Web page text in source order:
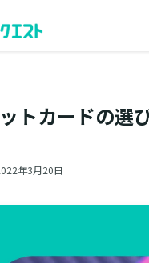
トカードの選
年3月20日